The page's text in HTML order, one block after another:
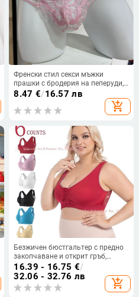
Френски стил секси мъжки
прашки с бродерия на пеперуди,
дантелени
8.47 €/16.57 лв
add_shopping_cart
Безжичен бюстгальтер с предно
закопчаване и открит гръб,
дишащ и удобен; чашка 3/4 с
чаши от спондж; основна
материя: нейлон с 50–70%
еластан; подплата: еластан 30–
16.39 - 16.75 €/
32.06 - 32.76 лв
add_shopping_cart